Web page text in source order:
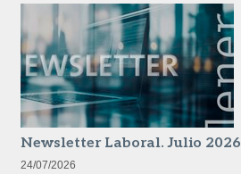
Newsletter Laboral. Julio 2026
24/07/2026